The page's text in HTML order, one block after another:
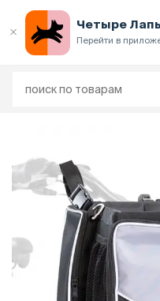
Четыре
Перейти в